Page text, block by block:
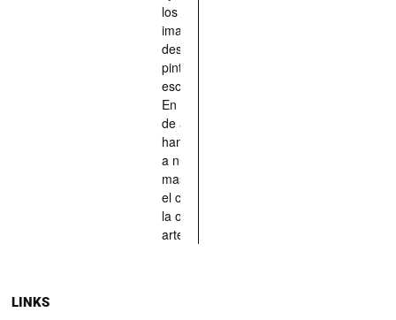
los han
imaginado,
descrito,
pintado,
esculpido...
En definitiva,
de aquellos
han situado
a nuestras
mascotas en
el centro de
la obra de
arte.
LINKS